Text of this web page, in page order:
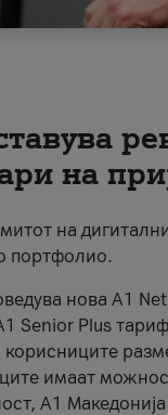
на
на
портфолио.
нова A1
Senior Plus
имаат
А1